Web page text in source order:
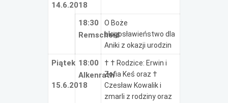
14.6.2018
18:30
Remscheid
O Boże
błogosławieństwo dla
Aniki z okazji urodzin
Piątek
15.6.2018
18:00
Alkenrath
† † Rodzice: Erwin i
Zofia Keś oraz †
Czesław Kowalik i
zmarli z rodziny oraz